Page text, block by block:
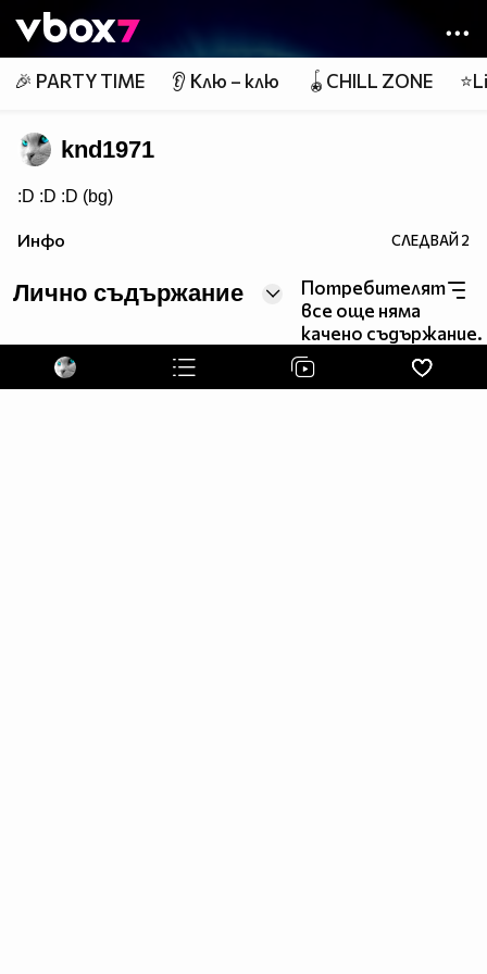
👾
🎉 PARTY TIME 👂 Клю – клю 🪀CHILL ZONE
knd1971
:D :D :D (bg)
Инфо СЛЕДВАЙ2
Лично съдържание
Потребителят
все още няма
качено съдържание.